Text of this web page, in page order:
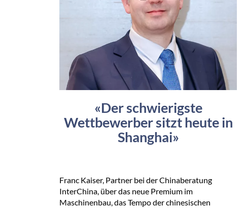
«Der schwierigste
Wettbewerber sitzt heute in
Shanghai»
Franc Kaiser, Partner bei der Chinaberatung
InterChina, über das neue Premium im
Maschinenbau, das Tempo der chinesischen